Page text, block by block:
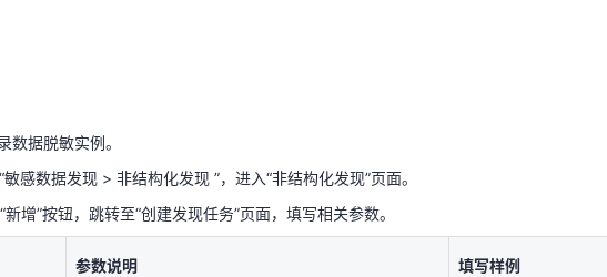
增”按钮，跳转至“创建发现任务”页面，填写相关参数。
以自定义该任务名称。
选择非结构化发现任务的输入源，如果新增输入源可
选择该任务需要使用的脱敏模板，如何新增脱敏模板
可参考：脱敏模板章节。
数据脱敏实例。
感数据发现 > 非结构化发现 ”，进入“非结构化发现”页面。
增”按钮，跳转至“创建发现任务”页面，填写相关参数。
参数说明 填写样例